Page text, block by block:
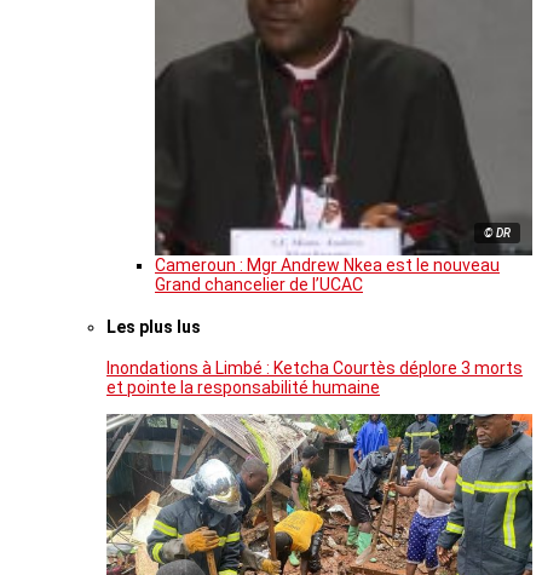
© DR
Cameroun : Mgr Andrew Nkea est le nouveau
Grand chancelier de l’UCAC
Les plus lus
Inondations à Limbé : Ketcha Courtès déplore 3 morts
et pointe la responsabilité humaine